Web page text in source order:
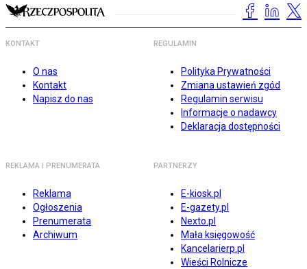
KONTAKT
O nas
Kontakt
Napisz do nas
REGULAMIN
Polityka Prywatności
Zmiana ustawień zgód
Regulamin serwisu
Informacje o nadawcy
Deklaracja dostępności
REKLAMA I PRENUMERATA
Reklama
Ogłoszenia
Prenumerata
Archiwum
PARTNERZY
E-kiosk.pl
E-gazety.pl
Nexto.pl
Mała księgowość
Kancelarierp.pl
Wieści Rolnicze